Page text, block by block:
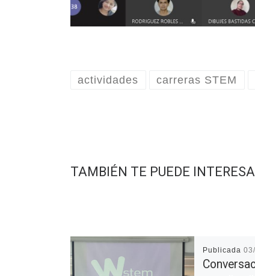
actividades carreras STEM
TAMBIÉN TE PUEDE
Publicada